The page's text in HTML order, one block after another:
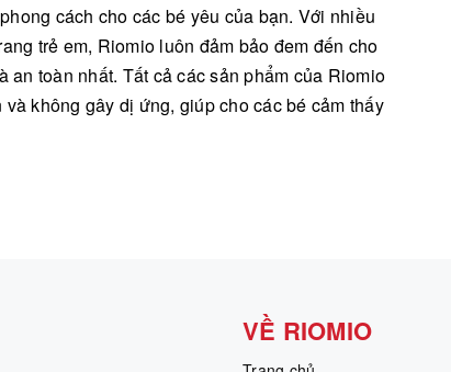
cách cho các bé yêu của bạn. Với nhiều
trẻ em, Riomio luôn đảm bảo đem đến cho
an toàn nhất. Tất cả các sản phẩm của Riomio
không gây dị ứng, giúp cho các bé cảm thấy
VỀ RIOMIO